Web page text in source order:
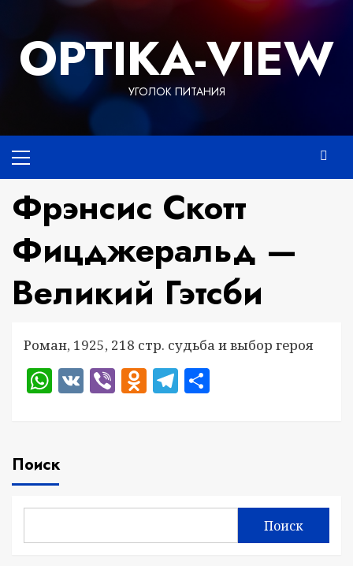
содержимому
OPTIKA-VIEW
УГОЛОК ПИТАНИЯ
меню
Фрэнсис Скотт
Фицджеральд —
Великий Гэтсби
Роман, 1925, 218 стр. судьба и выбор героя
WhatsApp
VKViberOdnoklassniki
Telegram
Поиск
Поиск